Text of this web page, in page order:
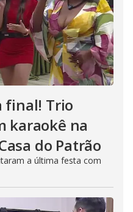
final! Trio
karaokê na
do Patrão
a última festa com